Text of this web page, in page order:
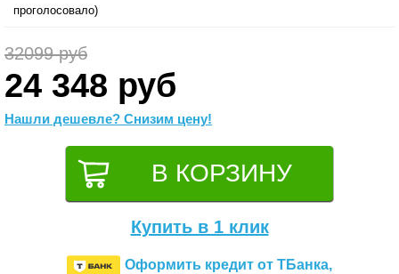
проголосовало)
32099 руб
24 348 руб
Нашли дешевле? Снизим цену!
Купить в 1 клик
Оформить кредит от ТБанка,